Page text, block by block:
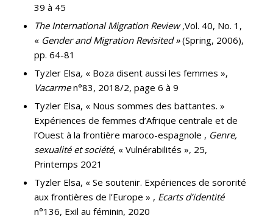
39 à 45
The International Migration Review,Vol. 40, No. 1,
« Gender and Migration Revisited »(Spring, 2006),
pp. 64-81
Tyzler Elsa, « Boza disent aussi les femmes »,
Vacarmen°83, 2018/2, page 6 à 9
Tyzler Elsa, « Nous sommes des battantes. »
Expériences de femmes d’Afrique centrale et de
l’Ouest à la frontière maroco-espagnole , Genre,
sexualité et société, « Vulnérabilités », 25,
Printemps 2021
Tyzler Elsa, « Se soutenir. Expériences de sororité
aux frontières de l’Europe » , Ecarts d’identité
n°136, Exil au féminin, 2020